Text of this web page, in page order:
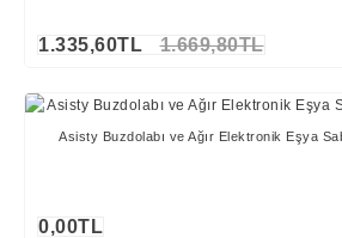
Stokta Yok
1.335,60TL 1.669,80TL
Asisty Buzdolabı ve Ağır Elektronik Eşya
0,00TL